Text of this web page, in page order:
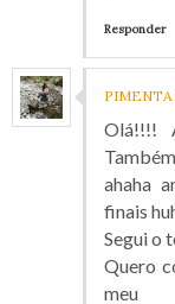
Responder
PIMENTA
Olá!!!!
ahaha
finais
Segui o
Quero